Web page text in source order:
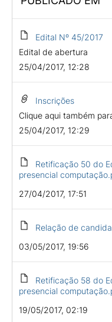
Edital Nº 45/2017
Edital de abertura
25/04/2017, 12:28
Inscrições
Clique aqui também
25/04/2017, 12:29
Retificação 50 do
presencial
27/04/2017, 17:51
Relação de
03/05/2017, 19:56
Retificação 58 do
presencial
19/05/2017, 02:19